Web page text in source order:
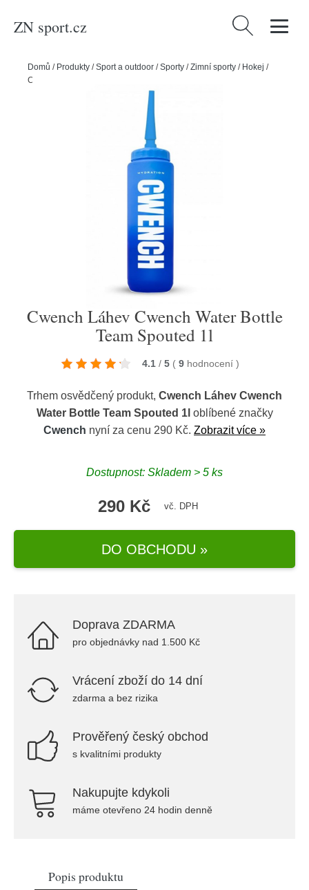
ZN sport.cz Vyhledávání
Domů / Produkty /Sport a outdoor /Sporty /Zimní sporty / Hokej /
Cwench Láhev Cwench Water Bottle Team Spouted 1l
Cwench Láhev Cwench Water Bottle
Team Spouted 1l
4.1 / 5 ( 9 hodnocení )
Trhem osvědčený produkt, Cwench Láhev Cwench
Water Bottle Team Spouted 1l oblíbené značky
Cwench nyní za cenu 290 Kč. Zobrazit více »
Dostupnost: Skladem > 5 ks
290 Kč vč. DPH
DO OBCHODU »
Doprava ZDARMA
pro objednávky nad 1.500 Kč
Vrácení zboží do 14 dní
zdarma a bez rizika
Prověřený český obchod
s kvalitními produkty
Nakupujte kdykoli
máme otevřeno 24 hodin denně
Popis produktu